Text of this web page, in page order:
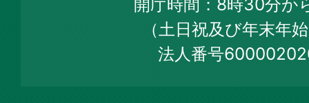
Site
開庁時間：8時30分か
（土日祝及び年末年
法人番号